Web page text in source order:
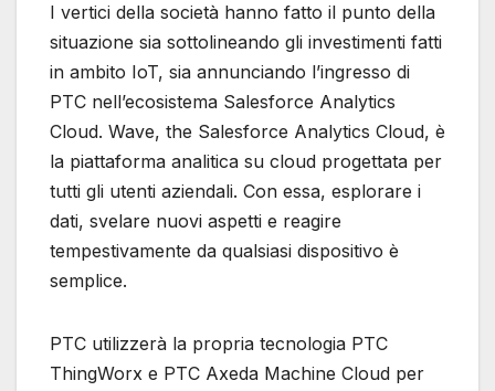
I vertici della società hanno fatto il punto della
situazione sia sottolineando gli investimenti fatti
in ambito IoT, sia annunciando l’ingresso di
PTC nell’ecosistema Salesforce Analytics
Cloud. Wave, the Salesforce Analytics Cloud, è
la piattaforma analitica su cloud progettata per
tutti gli utenti aziendali. Con essa, esplorare i
dati, svelare nuovi aspetti e reagire
tempestivamente da qualsiasi dispositivo è
semplice.
PTC utilizzerà la propria tecnologia PTC
ThingWorx e PTC Axeda Machine Cloud per